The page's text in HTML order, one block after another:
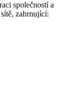
společností a
zahrnující: